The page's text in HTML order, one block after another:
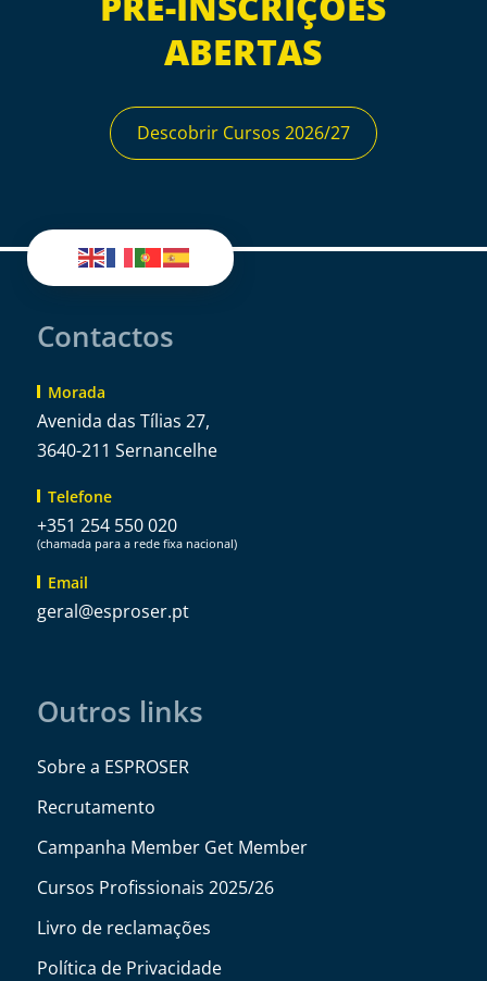
ABERTAS
Descobrir Cursos 2026/27
Contactos
Morada
Avenida das Tílias 27,
3640-211 Sernancelhe
Telefone
+351 254 550 020
(chamada para a rede fixa nacional)
Email
tp.resorpse
@lareg
Outros links
Sobre a ESPROSER
Recrutamento
Campanha Member Get Member
Cursos Profissionais 2025/26
Livro de reclamações
Política de Privacidade